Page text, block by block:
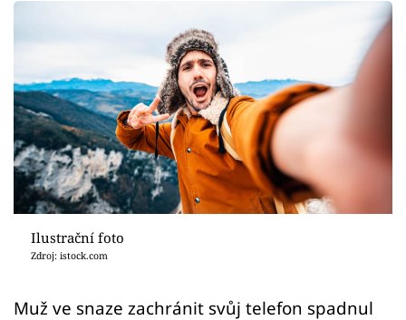
Virály
Sex a vztahy
Videa
Sledujte prima+
Přihlášení
Sledujte nás
Ilustrační foto
Zdroj: istock.com
Muž ve snaze zachránit svůj telefon spadnul